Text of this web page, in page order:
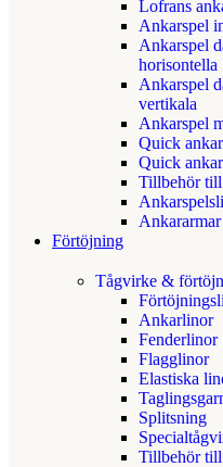
Lofrans
Ankarspel
Ankarspel
horisontella
Ankarspel
vertikala
Ankarspel
Quick
Quick
Tillbehör till
Förtöjning
Tågvirke &
Ankarlinor
Fenderlinor
Flagglinor
Elastiska
Splitsning
Tillbehör